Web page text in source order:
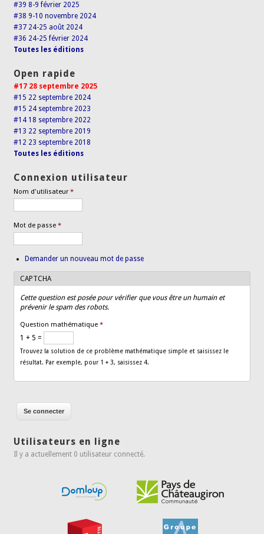
#39 8-9 février 2025
#38 9-10 novembre 2024
#37 24-25 août 2024
#36 24-25 février 2024
Toutes les éditions
Open rapide
#17 28 septembre 2025
#15 22 septembre 2024
#15 24 septembre 2023
#14 18 septembre 2022
#13 22 septembre 2019
#12 23 septembre 2018
Toutes les éditions
Connexion utilisateur
Nom d'utilisateur*
Mot de passe*
Demander un nouveau mot de passe
CAPTCHA
Cette question est posée pour vérifier que vous être un humain et
prévenir le spam des robots.
Question mathématique*
1 + 5 =
Trouvez la solution de ce problème mathématique simple et saisissez le
résultat. Par exemple, pour 1 + 3, saisissez 4.
Utilisateurs en ligne
Il y a actuellement 0 utilisateur connecté.